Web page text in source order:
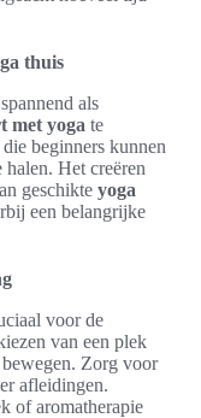
thuis
als
met yoga te
beginners kunnen
Het creëren
geschikte yoga
een belangrijke
voor de
van een plek
Zorg voor
afleidingen.
of aromatherapie